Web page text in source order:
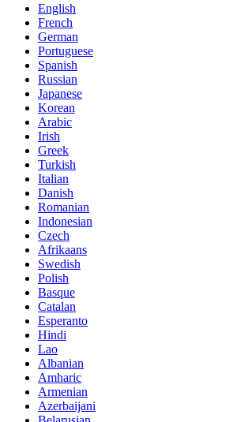
English
French
German
Portuguese
Spanish
Russian
Japanese
Korean
Arabic
Irish
Greek
Turkish
Italian
Danish
Romanian
Indonesian
Czech
Afrikaans
Swedish
Polish
Basque
Catalan
Esperanto
Hindi
Lao
Albanian
Amharic
Armenian
Azerbaijani